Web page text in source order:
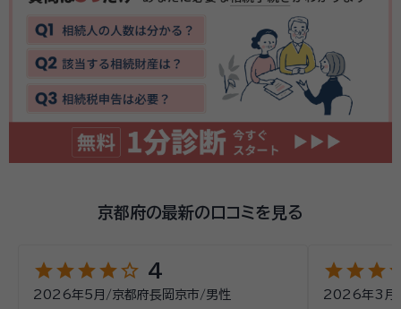
京都府の最新の口コミを見る
starstarstarstarstar_outline 4
2026年5月 /京都府長岡京市/男性
starstarstar
2026年3月